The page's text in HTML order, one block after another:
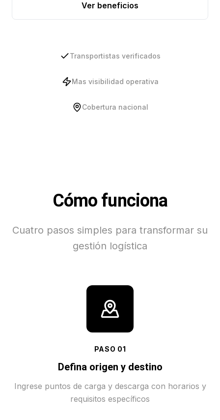
Ver beneficios
Transportistas verificados
Mas visibilidad operativa
Cobertura nacional
Cómo funciona
Cuatro pasos simples para transformar su
gestión logística
PASO 01
Defina origen y destino
Ingrese puntos de carga y descarga con horarios y
requisitos específicos